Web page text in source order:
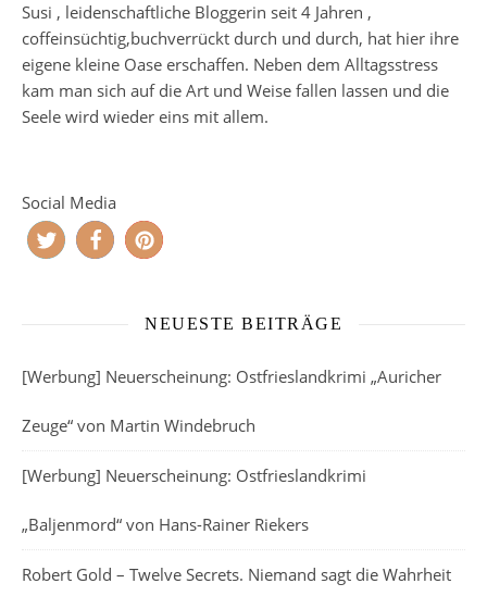
Susi , leidenschaftliche Bloggerin seit 4 Jahren ,
coffeinsüchtig,buchverrückt durch und durch, hat hier ihre
eigene kleine Oase erschaffen. Neben dem Alltagsstress
kam man sich auf die Art und Weise fallen lassen und die
Seele wird wieder eins mit allem.
Social Media
NEUESTE BEITRÄGE
[Werbung] Neuerscheinung: Ostfrieslandkrimi „Auricher
Zeuge“ von Martin Windebruch
[Werbung] Neuerscheinung: Ostfrieslandkrimi
„Baljenmord“ von Hans-Rainer Riekers
Robert Gold – Twelve Secrets. Niemand sagt die Wahrheit